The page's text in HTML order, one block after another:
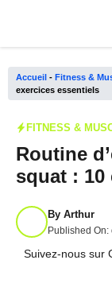
Accueil - Fitness &
exercices essentiels
FITNESS &
Routine
squat : 10
By Arthur
Published On:
Suivez-nous sur